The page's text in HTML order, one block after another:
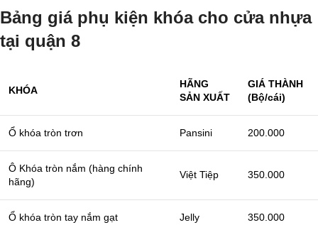
Bảng giá phụ kiện khóa cho cửa nhựa
tại quận 8
KHÓA
HÃNG
SẢN XUẤT
GIÁ THÀNH
(Bộ/cái)
Ổ khóa tròn trơn Pansini 200.000
Ô Khóa tròn nắm (hàng chính
hãng)
Việt Tiệp 350.000
Ổ khóa tròn tay nắm gạt Jelly 350.000